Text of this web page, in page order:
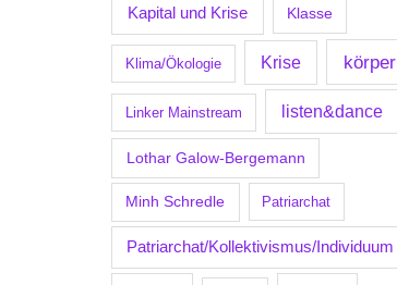
Kapital und Krise Klasse
Klima/Ökologie Krise körper
Linker Mainstream listen&dance
Lothar Galow-Bergemann
Minh Schredle Patriarchat
Patriarchat/Kollektivismus/Individuum